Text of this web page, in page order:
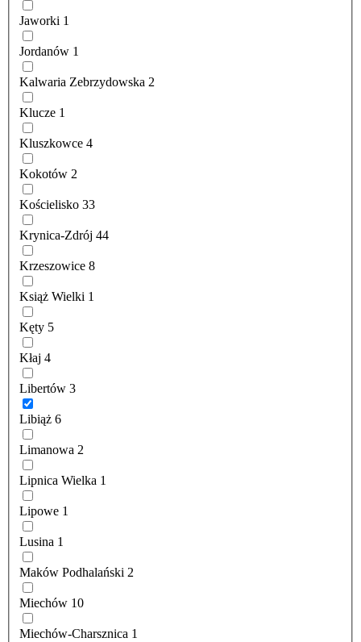
Jaworki 1
Jordanów 1
Kalwaria Zebrzydowska 2
Klucze 1
Kluszkowce 4
Kokotów 2
Kościelisko 33
Krynica-Zdrój 44
Krzeszowice 8
Książ Wielki 1
Kęty 5
Kłaj 4
Libertów 3
Libiąż 6
Limanowa 2
Lipnica Wielka 1
Lipowe 1
Lusina 1
Maków Podhalański 2
Miechów 10
Miechów-Charsznica 1